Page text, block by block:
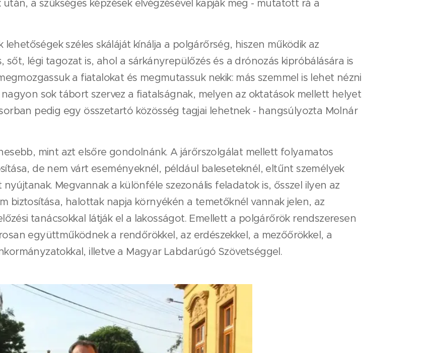
a szükséges képzések elvégzésével kapják meg - mutatott rá a
széles skáláját kínálja a polgárőrség, hiszen működik az
légi tagozat is, ahol a sárkányrepülőzés és a drónozás kipróbálására is
a fiatalokat és megmutassuk nekik: más szemmel is lehet nézni
sok tábort szervez a fiatalságnak, melyen az oktatások mellett helyet
pedig egy összetartó közösség tagjai lehetnek - hangsúlyozta Molnár
mint azt elsőre gondolnánk. A járőrszolgálat mellett folyamatos
de nem várt eseményeknél, például baleseteknél, eltűnt személyek
Megvannak a különféle szezo­nális feladatok is, ősszel ilyen az
biztosítása, halottak napja környékén a temetőknél vannak jelen, az
tanácsokkal látják el a lakosságot. Emellett a polgárőrök rendszeresen
együttműködnek a rendőrökkel, az erdészekkel, a mezőőrökkel, a
illetve a Magyar Labdarúgó Szövetséggel.